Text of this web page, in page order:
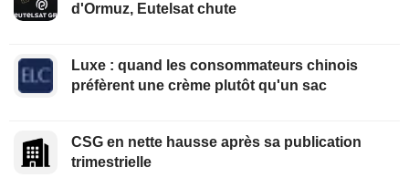
d'Ormuz, Eutelsat chute
Luxe : quand les consommateurs chinois
préfèrent une crème plutôt qu'un sac
CSG en nette hausse après sa publication
trimestrielle